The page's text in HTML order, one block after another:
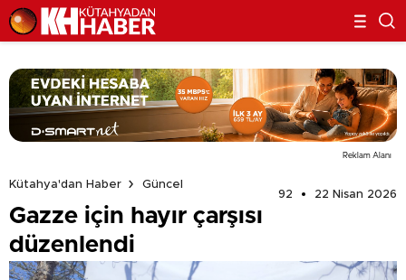
Reklam Alanı
Kütahya'dan Haber
Güncel
92
22 Nisan 2026
Gazze için hayır çarşısı
düzenlendi